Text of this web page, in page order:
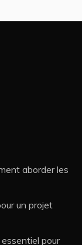
aborder les
un projet
pour